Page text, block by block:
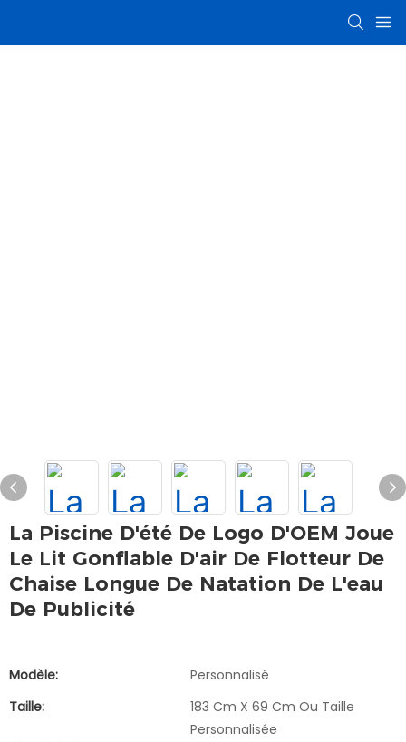
La Piscine D'été De Logo D'OEM Joue
Le Lit Gonflable D'air De Flotteur De
Chaise Longue De Natation De L'eau
De Publicité
Modèle:
Personnalisé
Taille:
183 Cm X 69 Cm Ou Taille
Personnalisée